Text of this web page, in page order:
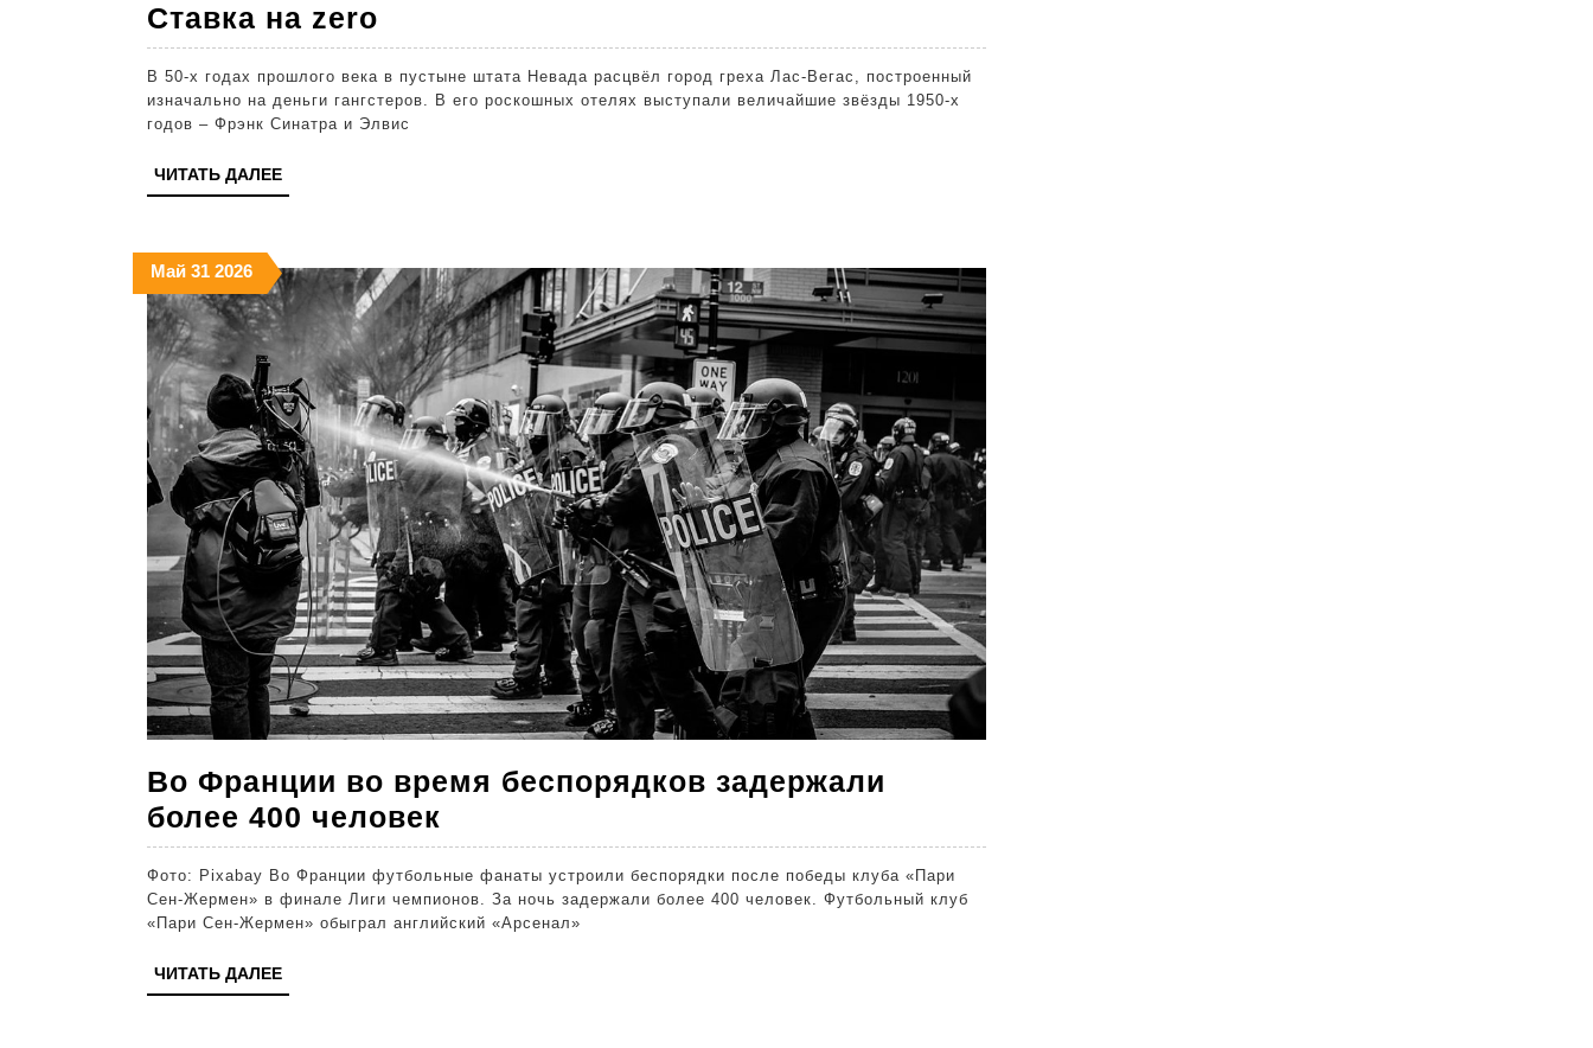
Ставка на zero
на
zero
В 50-х годах прошлого века в пустыне штата Невада расцвёл город греха Лас-Вегас, построенный
изначально на деньги гангстеров. В его роскошных отелях выступали величайшие звёзды 1950-х
годов – Фрэнк Синатра и Элвис
ЧИТАТЬ ДАЛЕЕЧИТАТЬ
ДАЛЕЕ
Май31.05.2026
31 31.05.2026
202631.05.2026
Во Франции во время беспорядков задержали
более 400 человек
Франции
во
время
Фото: Pixabay Во Франции футбольные фанаты устроили беспорядки после победы клуба «Пари
Сен-Жермен» в финале Лиги чемпионов. За ночь задержали более 400 человек. Футбольный клуб
«Пари Сен-Жермен» обыграл английский «Арсенал»
ЧИТАТЬ ДАЛЕЕЧИТАТЬ
ДАЛЕЕ